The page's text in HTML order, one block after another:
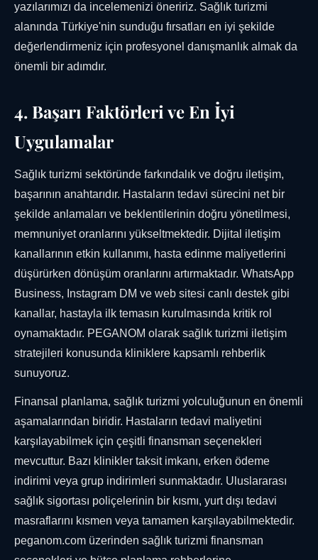
yazılarımızı da incelemenizi öneririz. Sağlık turizmi
alanında Türkiye'nin sunduğu fırsatları en iyi şekilde
değerlendirmeniz için profesyonel danışmanlık almak da
önemli bir adımdır.
4. Başarı Faktörleri ve En İyi
Uygulamalar
Sağlık turizmi sektöründe farkındalık ve doğru iletişim,
başarının anahtarıdır. Hastaların tedavi sürecini net bir
şekilde anlamaları ve beklentilerinin doğru yönetilmesi,
memnuniyet oranlarını yükseltmektedir. Dijital iletişim
kanallarının etkin kullanımı, hasta edinme maliyetlerini
düşürürken dönüşüm oranlarını artırmaktadır. WhatsApp
Business, Instagram DM ve web sitesi canlı destek gibi
kanallar, hastayla ilk temasın kurulmasında kritik rol
oynamaktadır. PEGANOM olarak sağlık turizmi iletişim
stratejileri konusunda kliniklere kapsamlı rehberlik
sunuyoruz.
Finansal planlama, sağlık turizmi yolculuğunun en önemli
aşamalarından biridir. Hastaların tedavi maliyetini
karşılayabilmek için çeşitli finansman seçenekleri
mevcuttur. Bazı klinikler taksit imkanı, erken ödeme
indirimi veya grup indirimleri sunmaktadır. Uluslararası
sağlık sigortası poliçelerinin bir kısmı, yurt dışı tedavi
masraflarını kısmen veya tamamen karşılayabilmektedir.
peganom.com üzerinden sağlık turizmi finansman